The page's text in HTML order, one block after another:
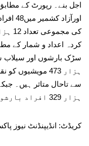
ہزار 329 افراد بارشوں سے متاثر ہوئے۔
کریڈٹ: انڈیپنڈنٹ نیوز